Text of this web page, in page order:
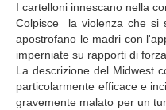
I cartelloni innescano nella
Colpisce la violenza che si
apostrofano le madri con
imperniate su rapporti di
La descrizione del Midwest
particolarmente efficace e
gravemente malato per un